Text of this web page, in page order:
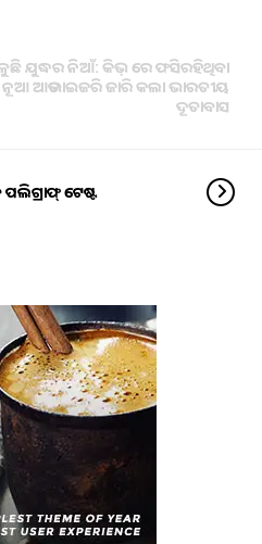
ଯୁଦ୍ଧର ନିଆଁ: କିଭ୍ ରେ ଫସିରହିଥିବା
ନୂଆ ଆଡଭାଇଜରି ଜାରି କଲା ଭାରତୀୟ
ଦୂତାବାସ
ପଲିଗ୍ରାଫ୍ ଟେଷ୍ଟ